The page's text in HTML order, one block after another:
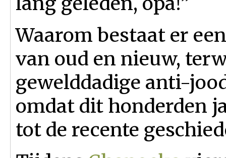
Waarom bestaat er
van oud en nieuw,
gewelddadige anti-
omdat dit honderden
tot de recente